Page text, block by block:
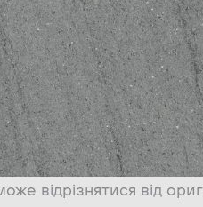
відрізнятися від